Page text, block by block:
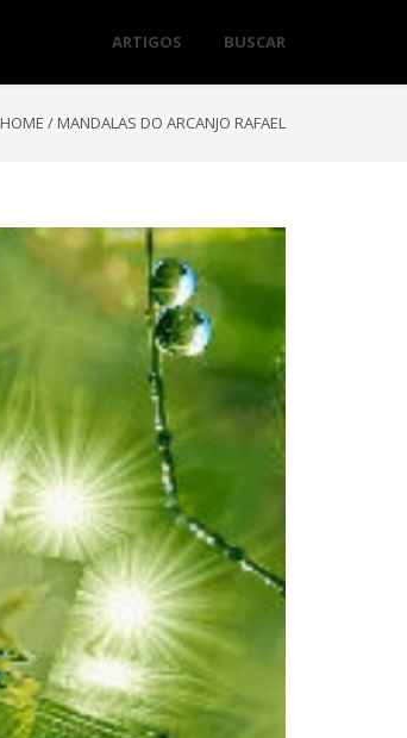
ARTIGOS BUSCAR
HOME / MANDALAS DO ARCANJO RAFAEL